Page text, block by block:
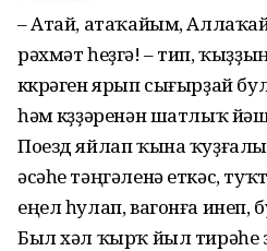
– Атай, атаҡайым,
рәхмәт һеҙгә! – тип,
күкрәген ярып сығырҙай
һәм күҙҙәренән шатлыҡ
Поезд яйлап ҡына
әсәһе тәңгәленә еткәс,
еңел һулап, вагонға
Был хәл ҡырҡ йыл тирәһе